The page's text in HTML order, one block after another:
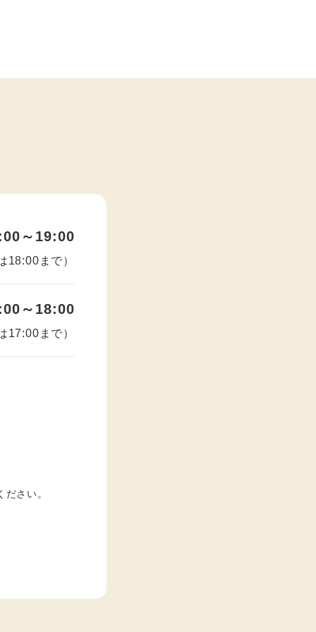
～19:00
18:00まで）
～18:00
17:00まで）
ださい。